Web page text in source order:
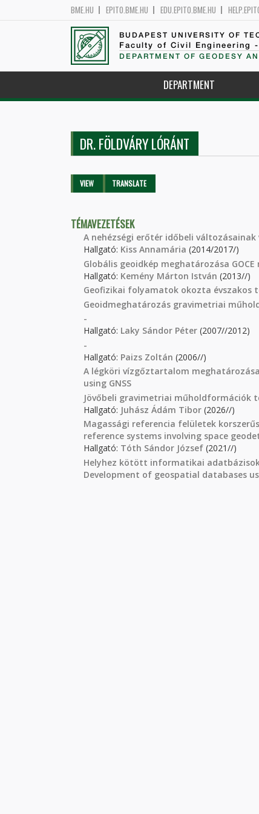
BME.HU EPITO.BME.HU EDU.EPITO.BME.HU
BUDAPEST UNIVERSITY OF
Faculty of Civil Engineering -
DEPARTMENT OF GEODESY
DEPARTMENT
DR. FÖLDVÁRY LÓRÁNT
Primary tabs
VIEW (ACTIVETRANSLATE
TÉMAVEZETÉSEK
A nehézségi erőtér időbeli
Hallgató: Kiss Annamária (2014/2017/)
Globális geoidkép meghatározása
Hallgató: Kemény Márton István (2013//)
Geofizikai folyamatok okozta évszakos
Geoidmeghatározás gravimetriai
-
Hallgató: Laky Sándor Péter (2007//2012)
-
Hallgató: Paizs Zoltán (2006//)
A légköri vízgőztartalom
using GNSS
Jövőbeli gravimetriai műholdformációk
Hallgató: Juhász Ádám Tibor (2026//)
Magassági referencia felületek
reference systems involving space
Hallgató: Tóth Sándor József (2021//)
Helyhez kötött informatikai
Development of geospatial databases